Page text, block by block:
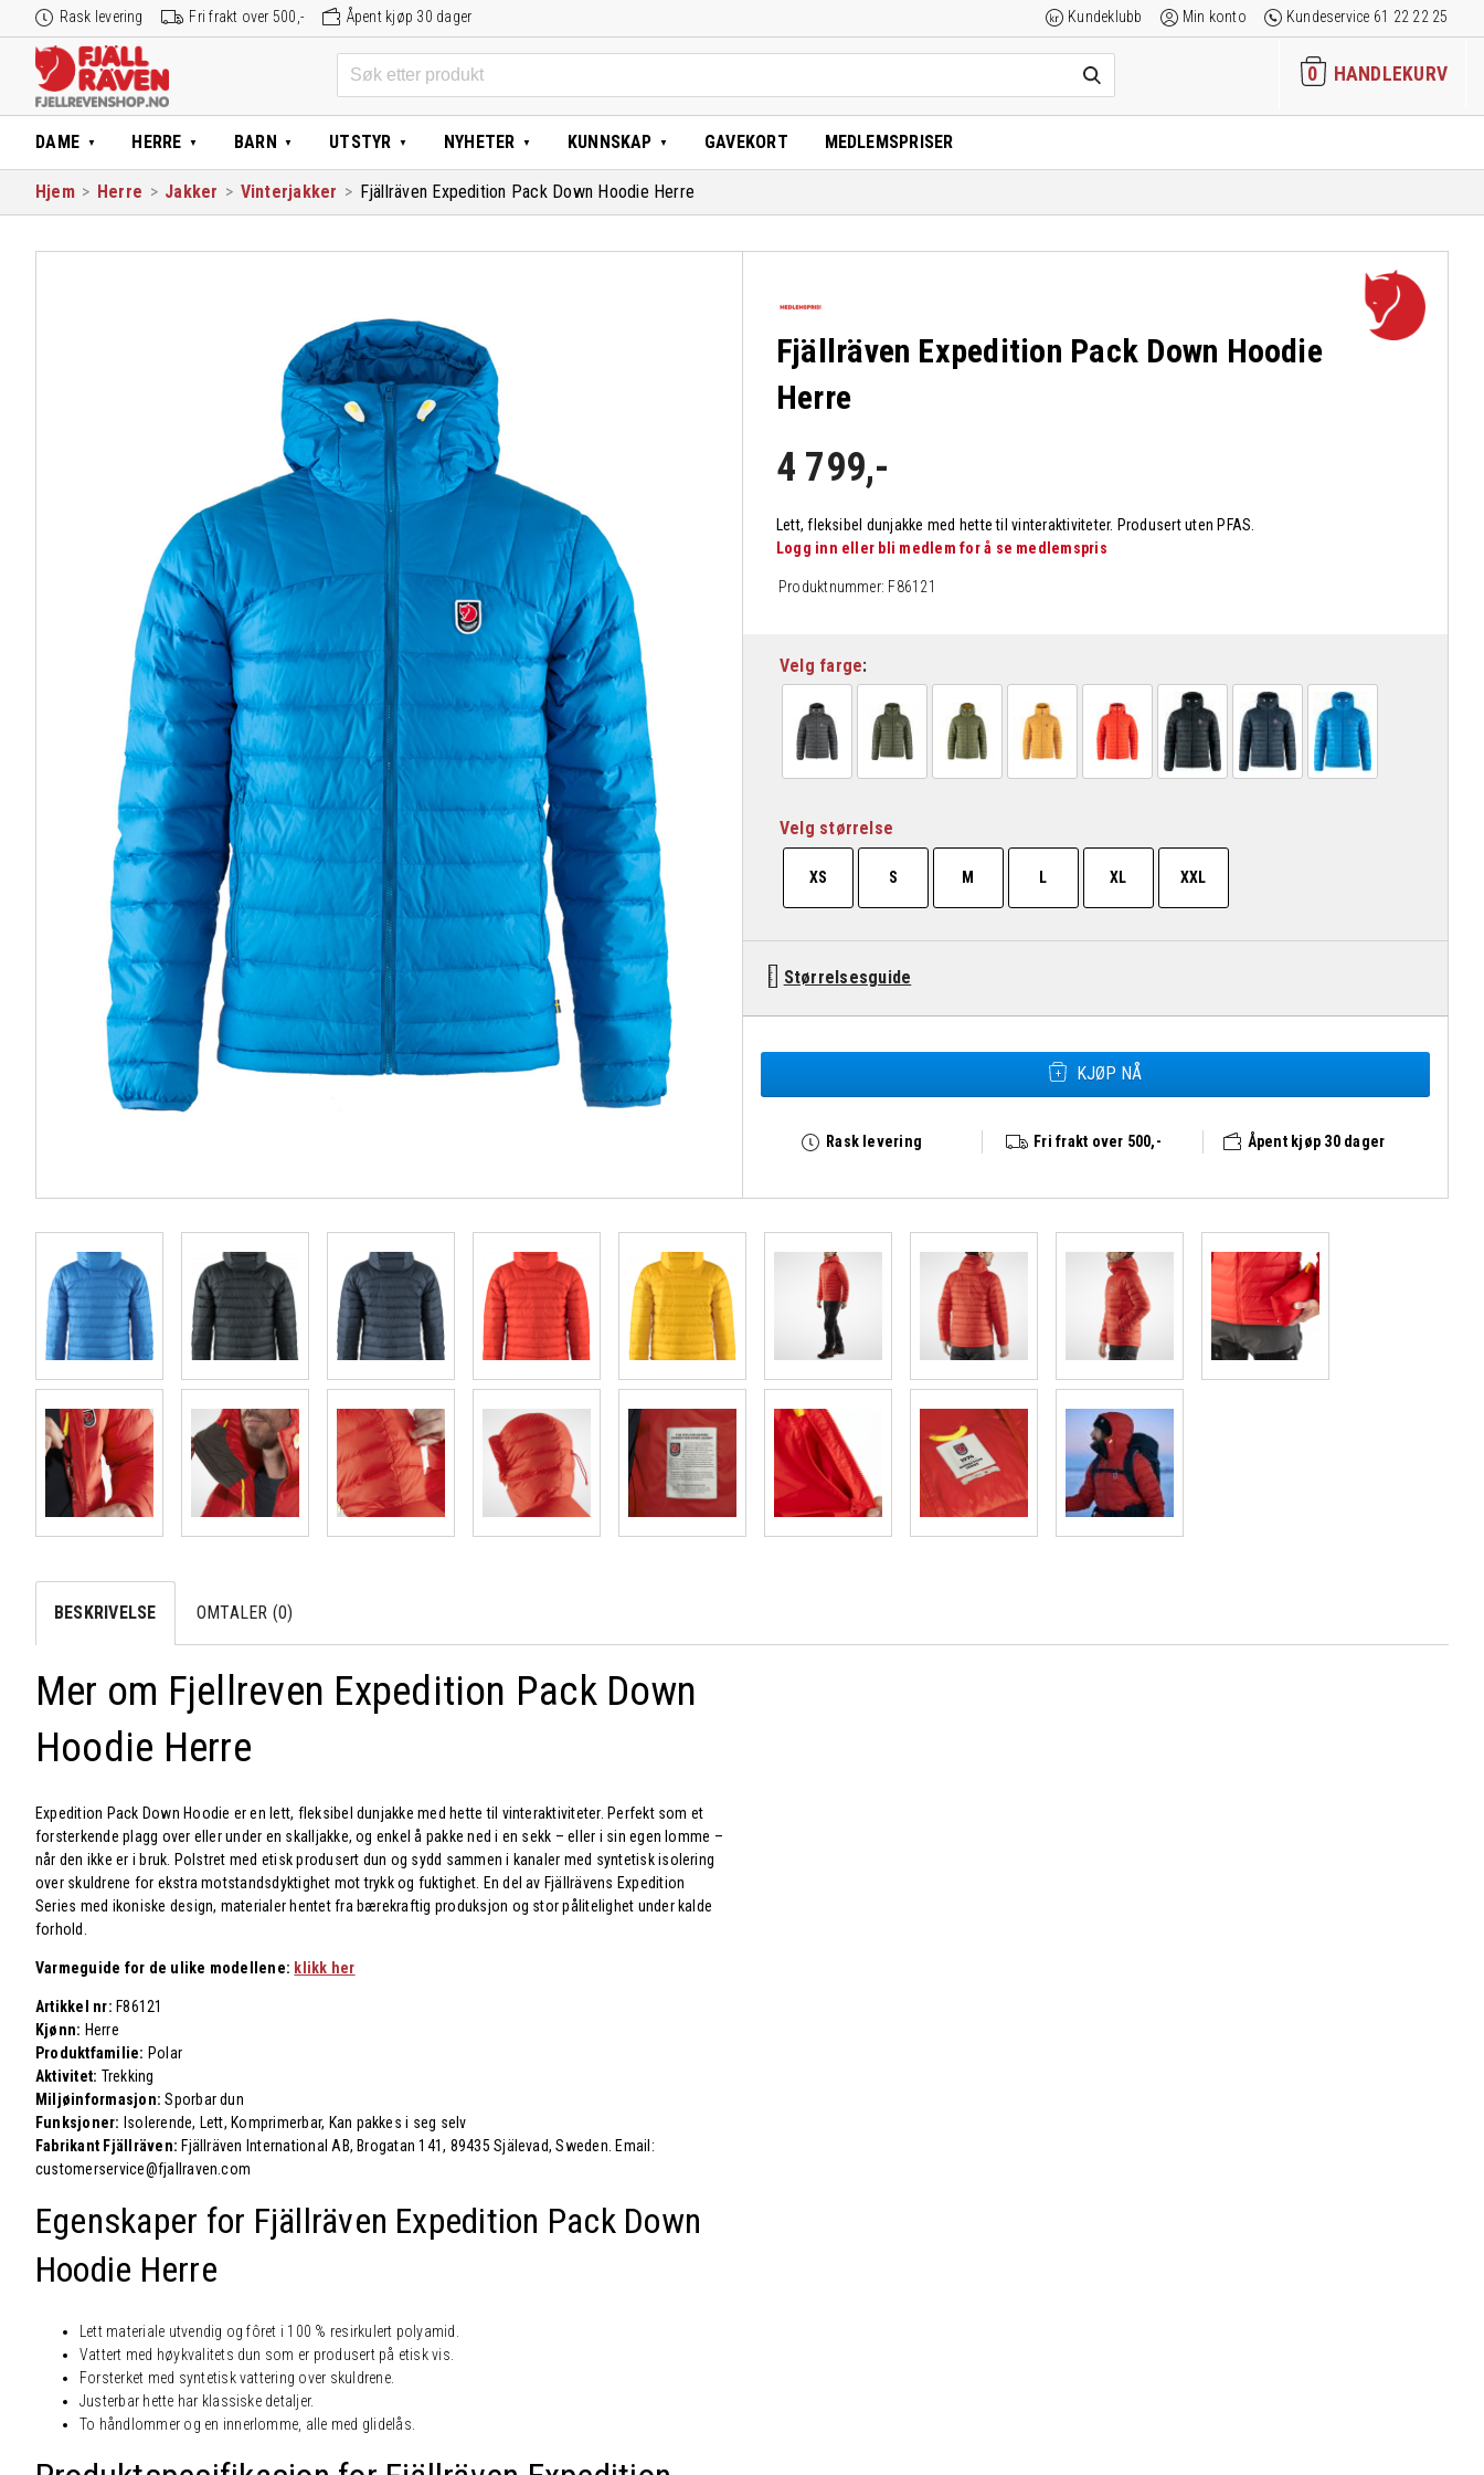
Hopp
til
innhold
Rask levering Fri frakt over 500,- Åpent kjøp 30 dager Kundeklubb Min konto Kundeservice 61 22 22 25
Søk
etter:
0 HANDLEKURV
DAME HERRE BARN UTSTYR NYHETER KUNNSKAP GAVEKORT MEDLEMSPRISER
Hjem > Herre > Jakker > Vinterjakker > Fjällräven Expedition Pack Down Hoodie Herre
Fjällräven Expedition Pack Down Hoodie
Herre
4 799,-
Lett, fleksibel dunjakke med hette til vinteraktiviteter. Produsert uten PFAS.
Logg inn eller bli medlem for å se medlemspris
Produktnummer: F86121
Velg farge
Velg størrelse
XS S M L XL XXL
Størrelsesguide
KJØP NÅ
Rask levering Fri frakt over 500,- Åpent kjøp 30 dager
BESKRIVELSE OMTALER (0)
Mer om Fjellreven Expedition Pack Down
Hoodie Herre
Expedition Pack Down Hoodie er en lett, fleksibel dunjakke med hette til vinteraktiviteter. Perfekt som et
forsterkende plagg over eller under en skalljakke, og enkel å pakke ned i en sekk – eller i sin egen lomme –
når den ikke er i bruk. Polstret med etisk produsert dun og sydd sammen i kanaler med syntetisk isolering
over skuldrene for ekstra motstandsdyktighet mot trykk og fuktighet. En del av Fjällrävens Expedition
Series med ikoniske design, materialer hentet fra bærekraftig produksjon og stor pålitelighet under kalde
forhold.
Varmeguide for de ulike modellene: klikk her
Artikkel nr: F86121
Kjønn: Herre
Produktfamilie: Polar
Aktivitet: Trekking
Miljøinformasjon:Sporbar dun
Funksjoner: Isolerende, Lett, Komprimerbar, Kan pakkes i seg selv
Fabrikant Fjällräven: Fjällräven International AB, Brogatan 141, 89435 Själevad, Sweden. Email:
customerservice@fjallraven.com
Egenskaper for Fjällräven Expedition Pack Down
Hoodie Herre
Lett materiale utvendig og fôret i 100 % resirkulert polyamid.
Vattert med høykvalitets dun som er produsert på etisk vis.
Forsterket med syntetisk vattering over skuldrene.
Justerbar hette har klassiske detaljer.
To håndlommer og en innerlomme, alle med glidelås.